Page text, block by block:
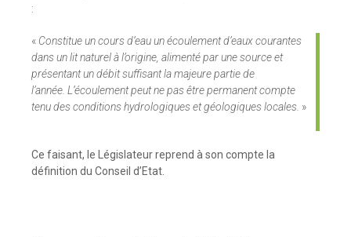
:
« Constitue un cours d’eau un écoulement d’eaux courantes
dans un lit naturel à l’origine, alimenté par une source et
présentant un débit suffisant la majeure partie de
l’année. L’écoulement peut ne pas être permanent compte
tenu des conditions hydrologiques et géologiques locales. »
Ce faisant, le Législateur reprend à son compte la
définition du Conseil d’Etat.